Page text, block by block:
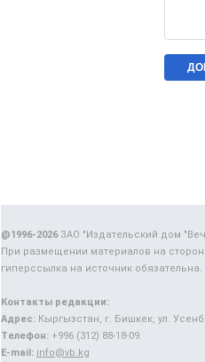
@1996-2026ЗАО "Издательский дом
При размещении материалов на
гиперссылка на источник обязательна.
Контакты редакции:
Адрес: Кыргызстан, г. Бишкек, ул.
Телефон: +996 (312) 88-18-09.
E-mail: info@vb.kg